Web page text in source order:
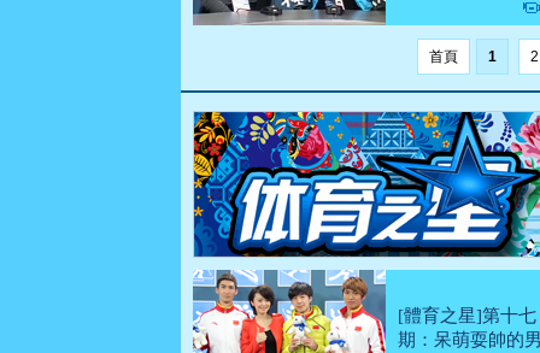
首頁 1 2
[體育之星]第十七
期：呆萌耍帥的